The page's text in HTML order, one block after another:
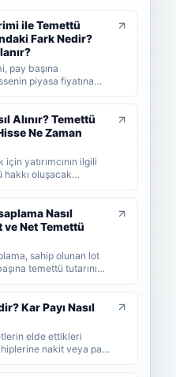
ile Temettü
Fark Nedir?
pay başına
piyasa fiyatına
KAP'ta görülen
çoğunlukla 1 TL
göre hesaplanan ayrı
rehberde temettü
oranı ve KAP temettü
farkları formüller ve
Alınır? Temettü
Ne Zaman
yatırımcının ilgili
oluşacak
kullanım tarihi, kayıt
tarihi arasındaki farkı
nelere dikkat etmesi
şekilde bulabilirsiniz.
Nasıl
ve Net Temettü
sahip olunan lot
temettü tutarının
adımlarını
Kar Payı Nasıl
elde ettikleri
nakit veya pay